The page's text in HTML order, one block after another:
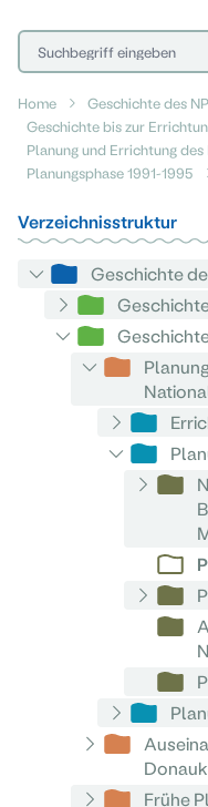
Home
Geschichte des
Geschichte bis zur
Planung und Errichtung
Planungsphase 1991-1995
Verzeichnisstruktur
Geschichte
Frühe